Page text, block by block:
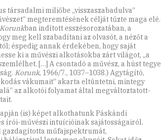
társadalmi miliőbe „visszaszabadulva”
megteremtésének célját tűzte maga elé.
Korunkban indított esszésorozatában, a
meg kell szabadítani az olvasót, a nézőt a
éspedig annak érdekében, hogy saját
ki a művészi alkotásokba zárt világot, „a
[…] A csontadó a művész, a húst tegye
Korunk, 1966/7., 1037–1038.) Agytágító,
vákumait” akarta eltüntetni, mintegy
az alkotói folyamat által megváltoztatott-
(is) képet alkothatunk Páskándi
írói-művészi intuícióinak sajátosságairól.
műfajspektrumát,